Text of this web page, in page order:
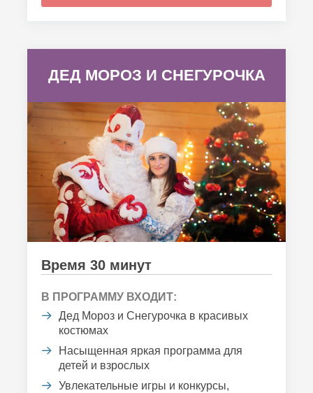
ДЕД МОРОЗ И СНЕГУРОЧКА
Время 30 минут
В ПРОГРАММУ ВХОДИТ:
Дед Мороз и Снегурочка в красивых
костюмах
Насыщенная яркая программа для
детей и взрослых
Увлекательные игры и конкурсы,